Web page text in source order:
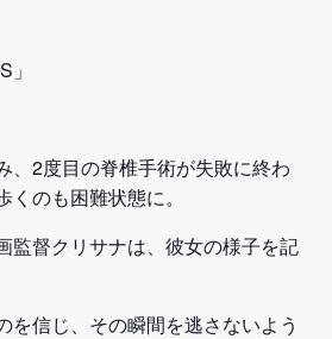
、2度目の脊椎手術が失敗に終わ
のも困難状態に。
監督クリサナは、彼女の様子を記
を信じ、その瞬間を逃さないよう